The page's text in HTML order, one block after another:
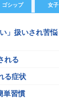
ゴシップ 女子
」扱いされ苦悩
れる
る症状
単習慣